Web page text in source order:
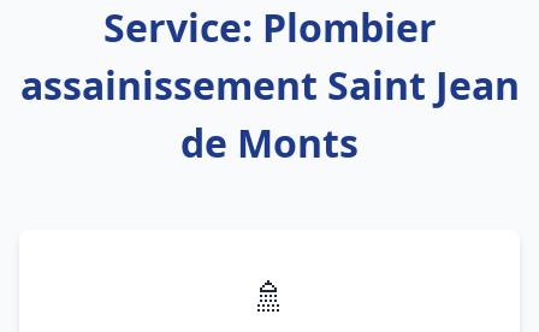
Service: Plombier
assainissement Saint Jean
de Monts
🚿